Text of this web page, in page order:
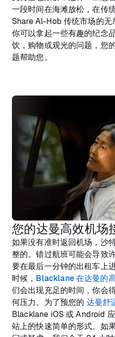
一段时间在海滩放松，在传
Share Al-Hob 传统市场的无
你可以拿起一些有趣的纪念
饮，购物或观光的问题，您
题帮助您。
您的达曼高效机场
如果没有准时返回机场，沙
整的。错过航班可能会导致
要在最后一分钟的出租车上
时候， Blacklane 在达曼的
们会出现充足的时间，你会
何压力。为了预您的 达曼舒
Blacklane iOS 或 Android
站上的快速简单的形式。如